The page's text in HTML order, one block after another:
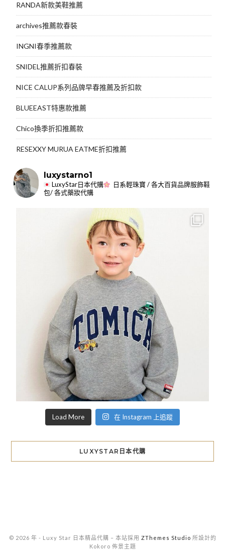
RANDA新款美鞋推薦
archives推薦款春裝
INGNI春季推薦款
SNIDEL推薦折扣春裝
NICE CALUP系列品牌早春推薦及折扣款
BLUEEAST特惠款推薦
Chico換季折扣推薦款
RESEXXY MURUA EATME折扣推薦
luxystarno1
LuxyStar日本代購
日系輕珠寶 / 各大百貨品牌服飾鞋
包/ 各式藥妝代購
Load More 在 Instagram 上追蹤
LUXYSTAR日本代購
© 2026 年 - Luxy Star 日本精品代購 – 本站採用 ZThemes Studio 所設計的
Kokoro 佈景主題